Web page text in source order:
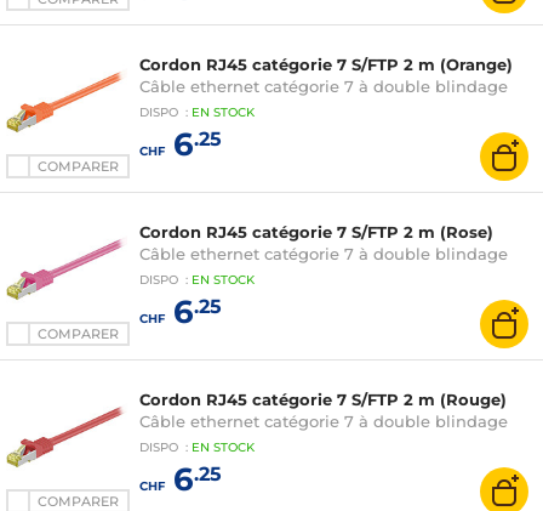
COMPARER
Cordon RJ45 catégorie 7 S/FTP 2 m (Orange)
Câble ethernet catégorie 7 à double blindage
DISPO : EN STOCK
CHF6.25
COMPARER
Cordon RJ45 catégorie 7 S/FTP 2 m (Rose)
Câble ethernet catégorie 7 à double blindage
DISPO : EN STOCK
CHF6.25
COMPARER
Cordon RJ45 catégorie 7 S/FTP 2 m (Rouge)
Câble ethernet catégorie 7 à double blindage
DISPO : EN STOCK
CHF6.25